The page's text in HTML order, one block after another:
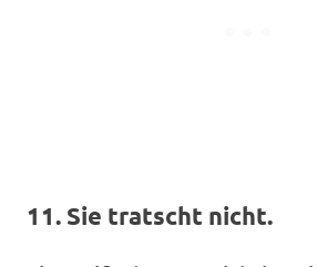
11. Sie tratscht nicht.